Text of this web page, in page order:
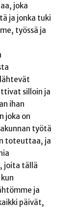
joka
ja jonka tuki
työssä ja
silloin ja
ihan
joka on
työtä
toteuttaa, ja
joita tällä
ja
päivät,